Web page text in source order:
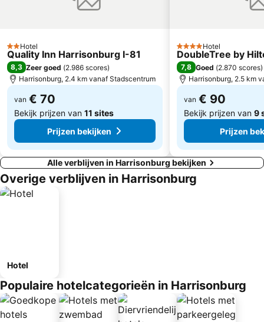
2 Sterren
Hotel
Quality Inn Harrisonburg I-81
8,3 Zeer goed (2.986 scores)
Harrisonburg, 2.4 km vanaf Stadscentrum
van € 70
Bekijk prijzen van 11 sites
Prijzen bekijken
4 SterrenHotel
DoubleTree by
7,8 Goed (2.870 scores)
Harrisonburg, 2.5 km
van € 90
Bekijk prijzen van 9
Prijzen
Alle verblijven in Harrisonburg bekijken
Overige verblijven in Harrisonburg
Hotel
Populaire hotelcategorieën in Harrisonburg